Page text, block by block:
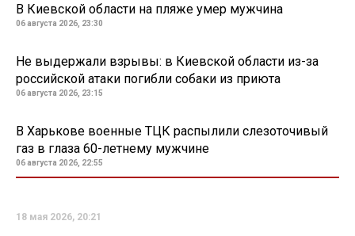
В Киевской области на пляже умер мужчина
06 августа 2026, 23:30
Не выдержали взрывы: в Киевской области из-за
российской атаки погибли собаки из приюта
06 августа 2026, 23:15
В Харькове военные ТЦК распылили слезоточивый
газ в глаза 60-летнему мужчине
06 августа 2026, 22:55
18 мая 2026, 20:21